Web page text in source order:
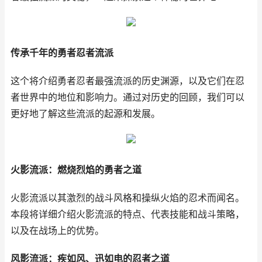
传承千年的勇者忍者流派
这个将介绍勇者忍者最强流派的历史渊源，以及它们在忍
者世界中的地位和影响力。通过对历史的回顾，我们可以
更好地了解这些流派的起源和发展。
火影流派：燃烧烈焰的勇者之道
火影流派以其激烈的战斗风格和操纵火焰的忍术而闻名。
本段将详细介绍火影流派的特点、代表技能和战斗策略，
以及在战场上的优势。
风影流派：疾如风、迅如电的忍者之道